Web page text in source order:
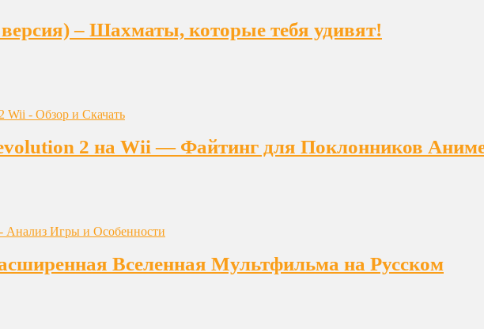
версия) – Шахматы, которые тебя удивят!
2 на Wii — Файтинг для Поклонников
Вселенная Мультфильма на Русском